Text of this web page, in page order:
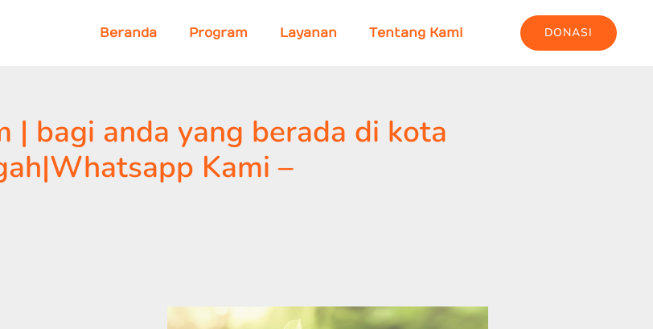
Beranda Program Layanan Tentang Kami DONASI
| bagi anda yang berada di kota
Kami –